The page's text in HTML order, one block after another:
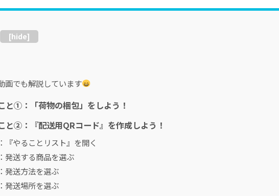
[hide]
画でも解説しています
と①：「荷物の梱包」をしよう！
と②：『配送用QRコード』を作成しよう！
やることリスト』を開く
発送する商品を選ぶ
発送方法を選ぶ
発送場所を選ぶ